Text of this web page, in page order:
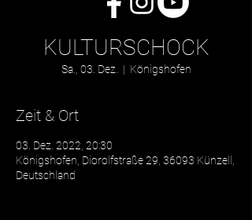
KULTURSCHOCK
Sa., 03. Dez.
  |
Königshofen
Zeit & Ort
03. Dez. 2022, 20:30
Königshofen, Diorolfstraße 29, 36093 Künzell,
Deutschland